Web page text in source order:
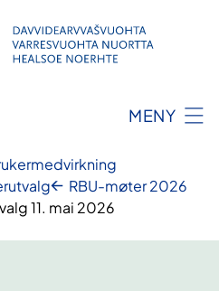
MENY
RBU-møter 2026
11. mai 2026